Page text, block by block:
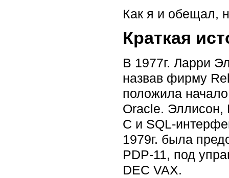
Как я и обещал,
Краткая
В 1977г. Ларри
назвав фирму
положила
Oracle. Эллисон,
C и SQL-
1979г. была
PDP-11, под
DEC VAX.